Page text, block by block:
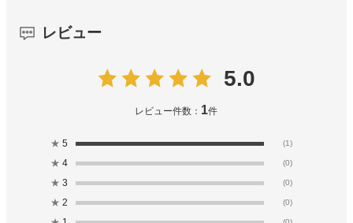
レビュー
5.0
レビュー件数： 1件
★ 5 (1)
★ 4 (0)
★ 3 (0)
★ 2 (0)